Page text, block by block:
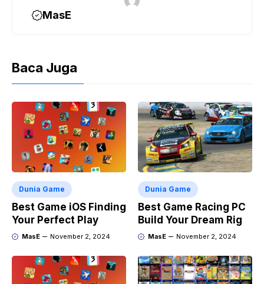
MasE
Baca Juga
Dunia Game
Best Game iOS Finding
Your Perfect Play
MasE November 2, 2024
Dunia Game
Best Game Racing PC
Build Your Dream Rig
MasE November 2, 2024